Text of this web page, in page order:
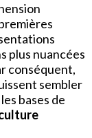
plus nuancées
conséquent,
sembler
bases de